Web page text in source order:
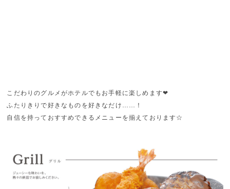
こだわりのグルメがホテルでもお手軽に楽しめます❤
ふたりきりで好きなものを好きなだけ……！
自信を持っておすすめできるメニューを揃えております☆